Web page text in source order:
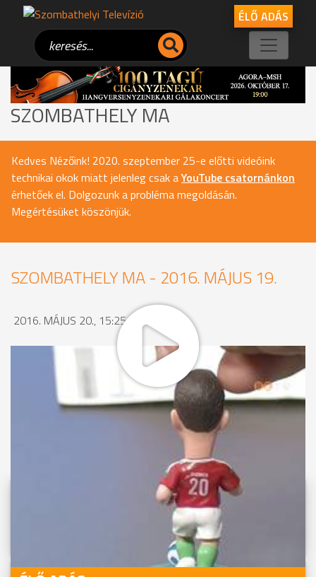
ÉLŐ ADÁS
SZOMBATHELY MA
Kedves Nézőink! 2020. szeptember 25-e előtti videóink
technikai okok miatt jelenleg csak aYouTube csatornánkon
érhetőek el. Dolgozunk a probléma megoldásán.
Megértésüket köszönjük.
SZOMBATHELY MA - 2016. MÁJUS 19.
2016. MÁJUS 20., 15:25
MEGOSZTÁS
Videóink megtekinthetőek
Youtube-csatornánkon is!